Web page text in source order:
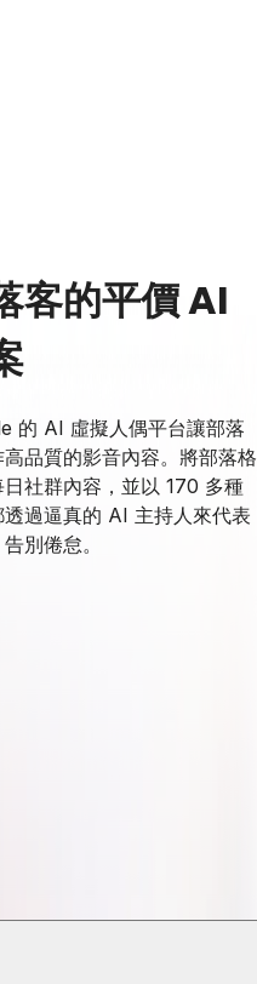
客的平價 AI
的 AI 虛擬人偶平台讓部落
品質的影音內容。將部落格
社群內容，並以 170 多種
過逼真的 AI 主持人來代表
別倦怠。